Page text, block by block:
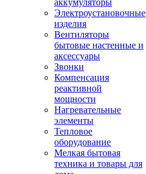
аккумуляторы
Электроустановочные
изделия
Вентиляторы
бытовые настенные и
аксессуары
Звонки
Компенсация
реактивной
мощности
Нагревательные
элементы
Тепловое
оборудование
Мелкая бытовая
техника и товары для